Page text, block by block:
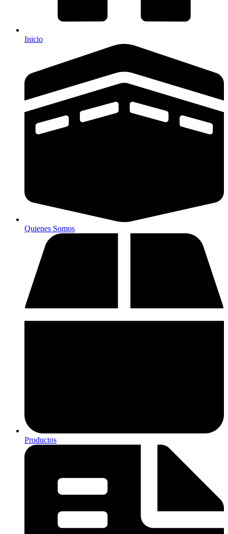
Inicio
Quienes Somos
Productos